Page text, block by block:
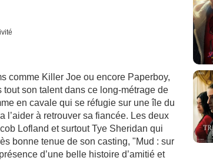
comme Killer Joe ou encore Paperboy,
son talent dans ce long-métrage de
en cavale qui se réfugie sur une île du
l’aider à retrouver sa fiancée. Les deux
Lofland et surtout Tye Sheridan qui
bonne tenue de son casting, "Mud : sur
d’une belle histoire d’amitié et